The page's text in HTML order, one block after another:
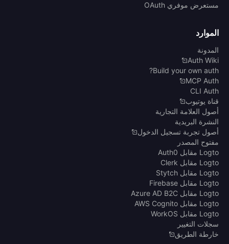
مستعرض موفري OAuth
الموارد
المدونة
Auth Wiki
Build your own auth?
MCP Auth
CLI Auth
قناة يوتيوب
أصول العلامة التجارية
النشرة البريدية
أصول تجربة تسجيل الدخول
مفتوح المصدر
Logto مقابل Auth0
Logto مقابل Clerk
Logto مقابل Stytch
Logto مقابل Firebase
Logto مقابل Azure AD B2C
Logto مقابل AWS Cognito
Logto مقابل WorkOS
سجلات التغيير
خارطة الطريق